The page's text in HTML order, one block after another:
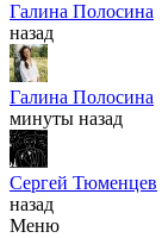
Галина Полосина
назад
Галина Полосина
минуты назад
Сергей Тюменцев
назад
Меню